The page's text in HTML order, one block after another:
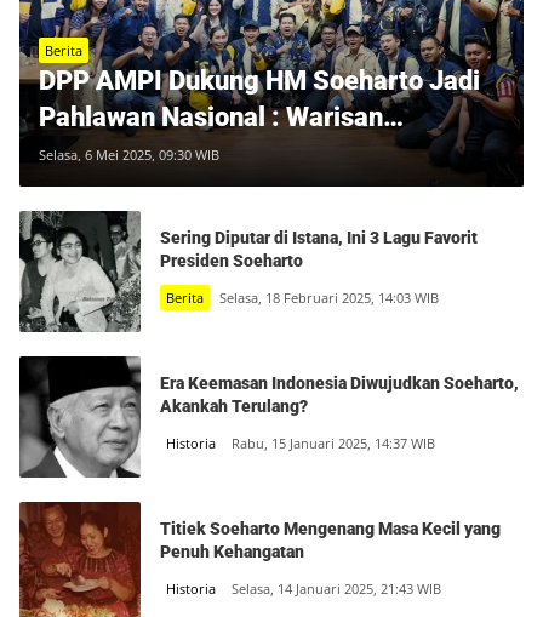
Berita
DPP AMPI Dukung HM Soeharto Jadi
Pahlawan Nasional : Warisan
Perjuangan Hidup dalam Semangat
AMPI
Selasa, 6 Mei 2025, 09:30 WIB
Sering Diputar di Istana, Ini 3 Lagu Favorit
Presiden Soeharto
Berita Selasa, 18 Februari 2025, 14:03 WIB
Era Keemasan Indonesia Diwujudkan Soeharto,
Akankah Terulang?
Historia Rabu, 15 Januari 2025, 14:37 WIB
Titiek Soeharto Mengenang Masa Kecil yang
Penuh Kehangatan
Historia Selasa, 14 Januari 2025, 21:43 WIB